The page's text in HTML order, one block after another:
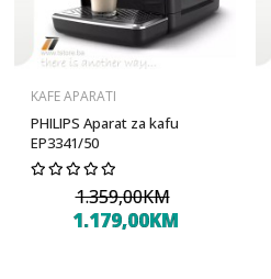
KAFE APARATI
PHILIPS Aparat za kafu
EP3341/50
1.359,00KM
1.179,00KM